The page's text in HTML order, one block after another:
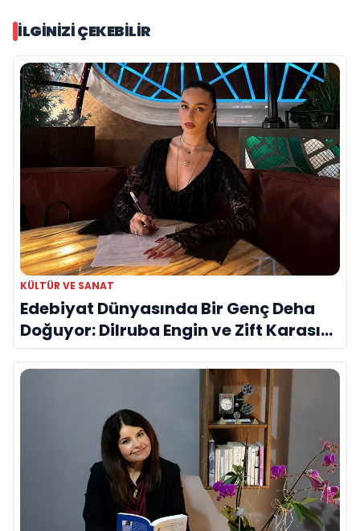
İLGINIZI ÇEKEBILIR
KÜLTÜR VE SANAT
Edebiyat Dünyasında Bir Genç Deha
Doğuyor: Dilruba Engin ve Zift Karası
Evreni ‘AVENOİR’